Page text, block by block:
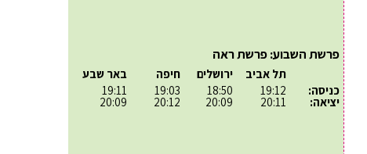
פרשת השבוע: פרשת ראה
כניסה:
יציאה:
תל אביב
19:12
20:11
ירושלים
18:50
20:09
חיפה
19:03
20:12
באר שבע
19:11
20:09